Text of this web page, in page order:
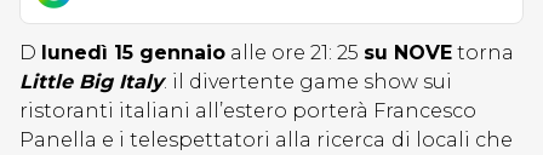
D lunedì 15 gennaio alle ore 21: 25 su NOVE torna
Little Big Italy: il divertente game show sui
ristoranti italiani all’estero porterà Francesco
Panella e i telespettatori alla ricerca di locali che